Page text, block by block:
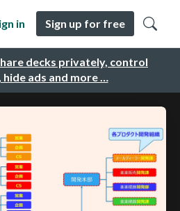
decks privately, control
ads and more …
in Sign up for free